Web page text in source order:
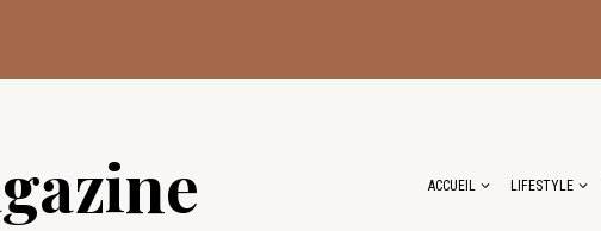
ACCUEIL LIFESTYLE